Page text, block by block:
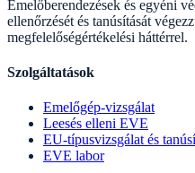
Emelőberendezések és egyéni
ellenőrzését és tanúsítását
megfelelőségértékelési háttérrel.
Szolgáltatások
Emelőgép-vizsgálat
Leesés elleni EVE
EU-típusvizsgálat és
EVE labor